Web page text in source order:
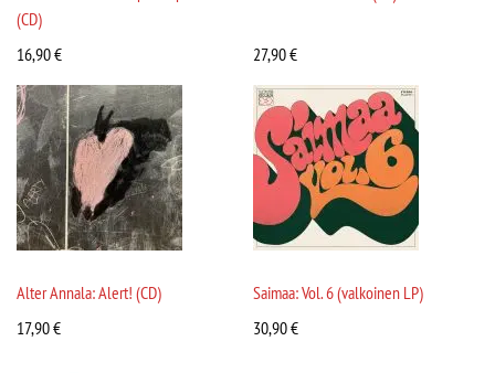
(CD)
16,90€ 27,90€
Alter Annala: Alert! (CD)
17,90€
Saimaa: Vol. 6 (valkoinen LP)
30,90€